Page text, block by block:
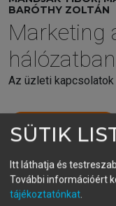
BARÓTHY ZOLTÁN
Marketing
hálózatban
Az üzleti
menu_book OLVASÁS
4.2.4.
SÜTIK
Itt láthatja és
További információért
tájékoztatónkat.